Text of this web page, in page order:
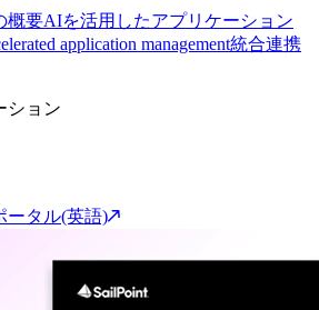
概要AIを活用したアプリケーション
application management統合連携
ション
ータル(英語)